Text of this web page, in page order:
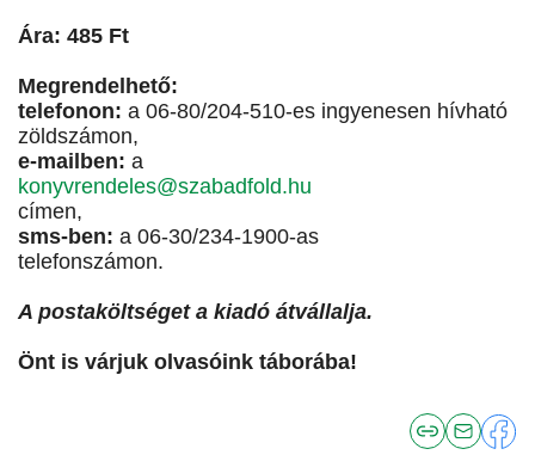
Ára: 485 Ft
Megrendelhető:
telefonon: a 06-80/204-510-es ingyenesen hívható
zöldszámon,
e-mailben: a
konyvrendeles@szabadfold.hu
címen,
sms-ben: a 06-30/234-1900-as
telefonszámon.
A postaköltséget a kiadó átvállalja.
Önt is várjuk olvasóink táborába!